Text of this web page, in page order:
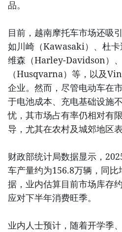
品。
目前，越南摩托车市场还吸
如川崎（Kawasaki）、杜
维森（Harley-Davidson）
（Husqvarna）等，以及
企业。然而，尽管电动车在
于电池成本、充电基础设施
忧，其市场占有率仍相对有
导，尤其在农村及城郊地区
财政部统计局数据显示，
车产量约为156.8万辆，同
据，业内估算目前市场库存
应对下半年消费旺季。
业内人士预计，随着开学季